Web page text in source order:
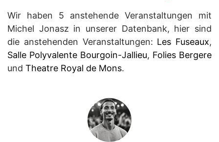
Wir haben 5 anstehende Veranstaltungen mit
Michel Jonasz in unserer Datenbank, hier sind
die anstehenden Veranstaltungen: Les Fuseaux,
Salle Polyvalente Bourgoin-Jallieu, Folies Bergere
und Theatre Royal de Mons.